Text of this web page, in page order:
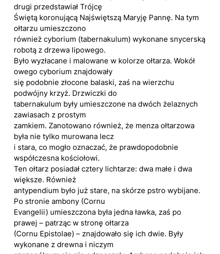
drugi przedstawiał Trójcę
Świętą koronującą Najświętszą Maryję Pannę. Na tym
ołtarzu umieszczono
również cyborium (tabernakulum) wykonane snycerską
robotą z drzewa lipowego.
Było wyzłacane i malowane w kolorze ołtarza. Wokół
owego cyborium znajdowały
się podobnie złocone balaski, zaś na wierzchu
podwójny krzyż. Drzwiczki do
tabernakulum były umieszczone na dwóch żelaznych
zawiasach z prostym
zamkiem. Zanotowano również, że menza ołtarzowa
była nie tylko murowana lecz
i stara, co mogło oznaczać, że prawdopodobnie
współczesna kościołowi.
Ten ołtarz posiadał cztery lichtarze: dwa małe i dwa
większe. Również
antypendium było już stare, na skórze pstro wybijane.
Po stronie ambony (Cornu
Evangelii) umieszczona była jedna ławka, zaś po
prawej – patrząc w stronę ołtarza
(Cornu Epistolae) – znajdowało się ich dwie. Były
wykonane z drewna i niczym